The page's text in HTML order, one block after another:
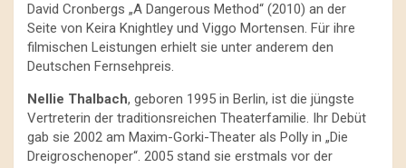
David Cronbergs „A Dangerous Method“ (2010) an der
Seite von Keira Knightley und Viggo Mortensen. Für ihre
filmischen Leistungen erhielt sie unter anderem den
Deutschen Fernsehpreis.
Nellie Thalbach, geboren 1995 in Berlin, ist die jüngste
Vertreterin der traditionsreichen Theaterfamilie. Ihr Debüt
gab sie 2002 am Maxim-Gorki-Theater als Polly in „Die
Dreigroschenoper“. 2005 stand sie erstmals vor der